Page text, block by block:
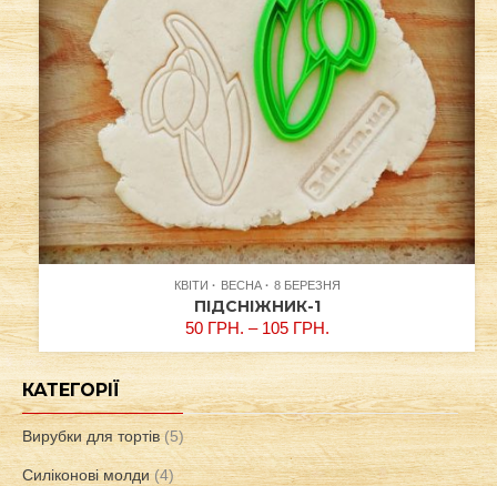
КВІТИ ВЕСНА 8 БЕРЕЗНЯ
ПІДСНІЖНИК-1
50 ГРН. – 105 ГРН.
КАТЕГОРІЇ
Вирубки для тортів (5)
Силіконові молди (4)